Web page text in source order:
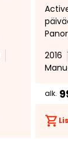
suosikiksi
2016
alk.